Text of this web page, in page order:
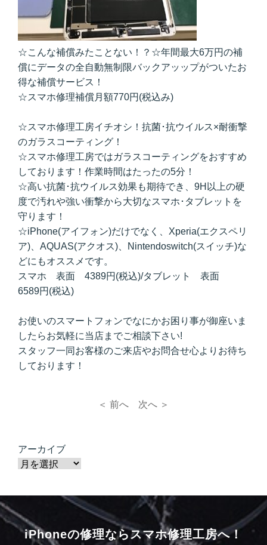
☆こんな補償みたことない！？☆年間最大6万円の補
償にデータの全自動無制限バックアッップがついたお
得な補償サービス！
☆スマホ修理補償月額770円(税込み)
☆スマホ修理工房イチオシ！抗菌･抗ウイルス×耐衝撃
のガラスコーティング！
☆スマホ修理工房ではガラスコーティングをおすすめ
しております！作業時間はたったの5分！
☆高い抗菌･抗ウイルス効果も期待でき、9H以上の硬
度で汚れや強い衝撃から大切なスマホ･タブレットを
守ります！
☆iPhone(アイフォン)だけでなく、Xperia(エクスペリ
ア)、AQUAS(アクオス)、Nintendoswitch(スイッチ)な
どにもオススメです。
スマホ 表面 4389円(税込)/タブレット 表面
6589円(税込)
お使いのスマートフォンでなにかお困り事が御座いま
したらお気軽に当店までご相談下さい!
スタッフ一同お客様のご来店やお問合せ心よりお待ち
しております！
＜ 前へ 次へ ＞
アーカイブ
iPhoneの修理ならスマホ修理工房へ！